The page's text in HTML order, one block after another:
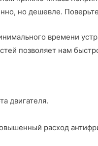
но дешевле.
времени
позволяет нам
двигателя.
расход